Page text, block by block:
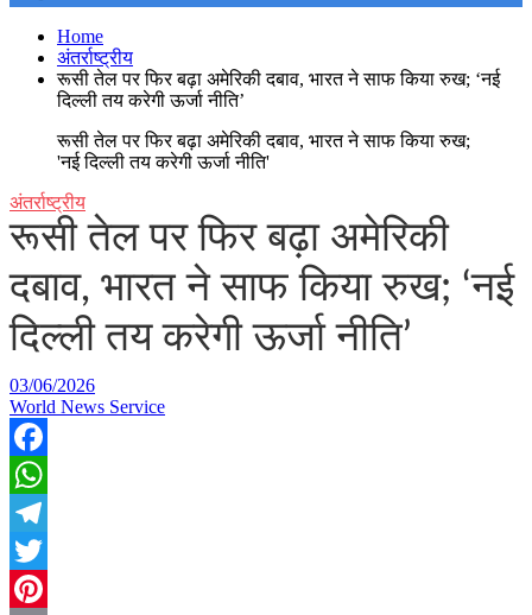
Home
अंतर्राष्ट्रीय
रूसी तेल पर फिर बढ़ा अमेरिकी दबाव, भारत ने साफ किया रुख; ‘नई
दिल्ली तय करेगी ऊर्जा नीति’
रूसी तेल पर फिर बढ़ा अमेरिकी दबाव, भारत ने साफ किया रुख;
'नई दिल्ली तय करेगी ऊर्जा नीति'
अंतर्राष्ट्रीय
रूसी तेल पर फिर बढ़ा अमेरिकी
दबाव, भारत ने साफ किया रुख; ‘नई
दिल्ली तय करेगी ऊर्जा नीति’
03/06/2026
World News Service
Facebook
WhatsApp
Telegram
Twitter